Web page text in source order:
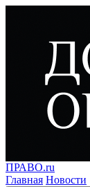
ПРАВО.ru
Главная Новости